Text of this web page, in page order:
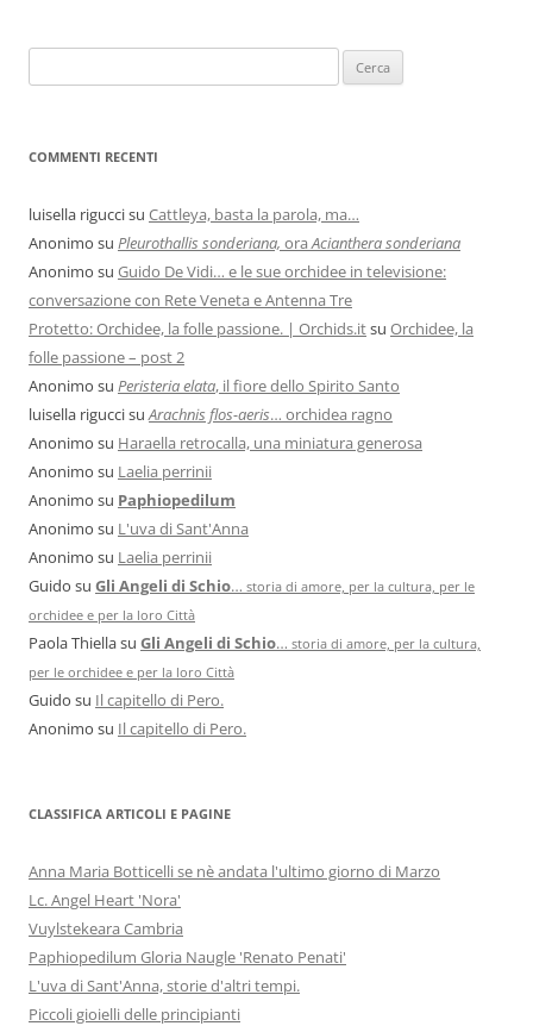
COMMENTI RECENTI
luisella riguccisu Cattleya, basta la parola, ma…
Anonimo su Pleurothallis sonderiana, ora Acianthera sonderiana
Anonimo su Guido De Vidi… e le sue orchidee in televisione:
conversazione con Rete Veneta e Antenna Tre
Protetto: Orchidee, la folle passione. | Orchids.itsu Orchidee, la
folle passione – post 2
Anonimo su Peristeria elata, il fiore dello Spirito Santo
luisella riguccisu Arachnis flos-aeris… orchidea ragno
Anonimo su Haraella retrocalla, una miniatura generosa
Anonimo su Laelia perrinii
Anonimo su Paphiopedilum
Anonimo su L'uva di Sant'Anna
Anonimo su Laelia perrinii
Guido su Gli Angeli di Schio… storia di amore, per la cultura, per le
orchidee e per la loro Città
Paola Thiellasu Gli Angeli di Schio… storia di amore, per la cultura,
per le orchidee e per la loro Città
Guido su Il capitello di Pero.
Anonimo su Il capitello di Pero.
CLASSIFICA ARTICOLI E PAGINE
Anna Maria Botticelli se nè andata l'ultimo giorno di Marzo
Lc. Angel Heart 'Nora'
Vuylstekeara Cambria
Paphiopedilum Gloria Naugle 'Renato Penati'
L'uva di Sant'Anna, storie d'altri tempi.
Piccoli gioielli delle principianti